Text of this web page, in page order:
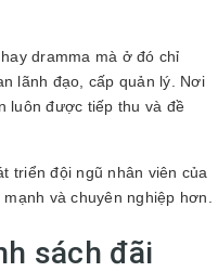
dramma mà ở đó chỉ
lãnh đạo, cấp quản lý. Nơi
luôn được tiếp thu và đề
triển đội ngũ nhân viên của
và chuyên nghiệp hơn.
sách đãi